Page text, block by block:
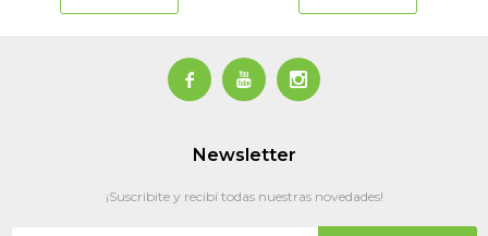
  
Newsletter
¡Suscribite y recibí todas nuestras novedades!